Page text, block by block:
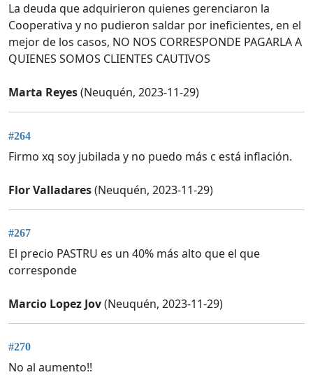
La deuda que adquirieron quienes gerenciaron la
Cooperativa y no pudieron saldar por ineficientes, en el
mejor de los casos, NO NOS CORRESPONDE PAGARLA A
QUIENES SOMOS CLIENTES CAUTIVOS
Marta Reyes(Neuquén, 2023-11-29)
#264
Firmo xq soy jubilada y no puedo más c está inflación.
Flor Valladares(Neuquén, 2023-11-29)
#267
El precio PASTRU es un 40% más alto que el que
corresponde
Marcio Lopez Jov(Neuquén, 2023-11-29)
#270
No al aumento!!